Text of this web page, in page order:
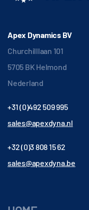
Apex Dynamics BV
Churchilllaan 101
5705 BK Helmond
Nederland
+31 (0)492 509 995
sales@apexdyna.nl
+32 (0)3 808 15 62
sales@apexdyna.be